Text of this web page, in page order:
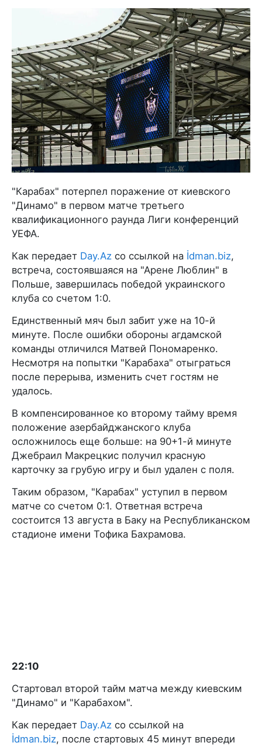
"Карабах" потерпел поражение от киевского
"Динамо" в первом матче третьего
квалификационного раунда Лиги конференций
УЕФА.
Как передает Day.Az со ссылкой на İdman.biz,
встреча, состоявшаяся на "Арене Люблин" в
Польше, завершилась победой украинского
клуба со счетом 1:0.
Единственный мяч был забит уже на 10-й
минуте. После ошибки обороны агдамской
команды отличился Матвей Пономаренко.
Несмотря на попытки "Карабаха" отыграться
после перерыва, изменить счет гостям не
удалось.
В компенсированное ко второму тайму время
положение азербайджанского клуба
осложнилось еще больше: на 90+1-й минуте
Джебраил Макрецкис получил красную
карточку за грубую игру и был удален с поля.
Таким образом, "Карабах" уступил в первом
матче со счетом 0:1. Ответная встреча
состоится 13 августа в Баку на Республиканском
стадионе имени Тофика Бахрамова.
22:10
Стартовал второй тайм матча между киевским
"Динамо" и "Карабахом".
Как передает Day.Az со ссылкой на
İdman.biz, после стартовых 45 минут впереди